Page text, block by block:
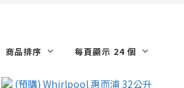
商品排序 每頁顯示 24 個